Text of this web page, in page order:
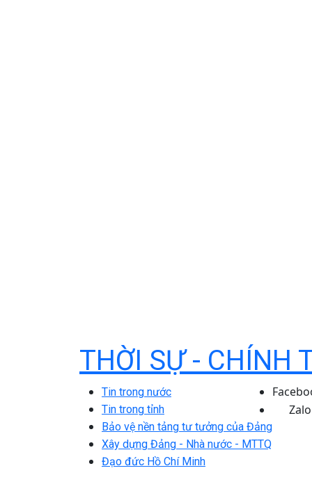
THỜI SỰ - CHÍNH
Tin trong nước
Tin trong tỉnh
Bảo vệ nền tảng tư tưởng của Đảng
Xây dựng Đảng - Nhà nước - MTTQ
Đạo đức Hồ Chí Minh
Zalo